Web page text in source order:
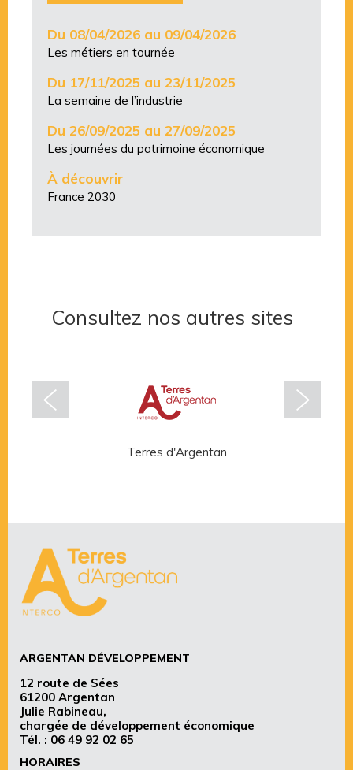
Du 08/04/2026 au 09/04/2026
Les métiers en tournée
Du 17/11/2025 au 23/11/2025
La semaine de l’industrie
Du 26/09/2025 au 27/09/2025
Les journées du patrimoine économique
À découvrir
France 2030
Consultez nos autres sites
Terres d'Argentan
ARGENTAN DÉVELOPPEMENT
12 route de Sées
61200 Argentan
Julie Rabineau,
chargée de développement économique
Tél. : 06 49 92 02 65
HORAIRES